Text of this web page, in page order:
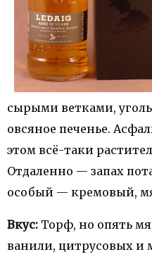
сырыми ветками,
овсяное печенье.
этом всё-таки
Отдаленно — запах
особый — кремовый,
Вкус: Торф, но опять
ванили, цитрусовых и